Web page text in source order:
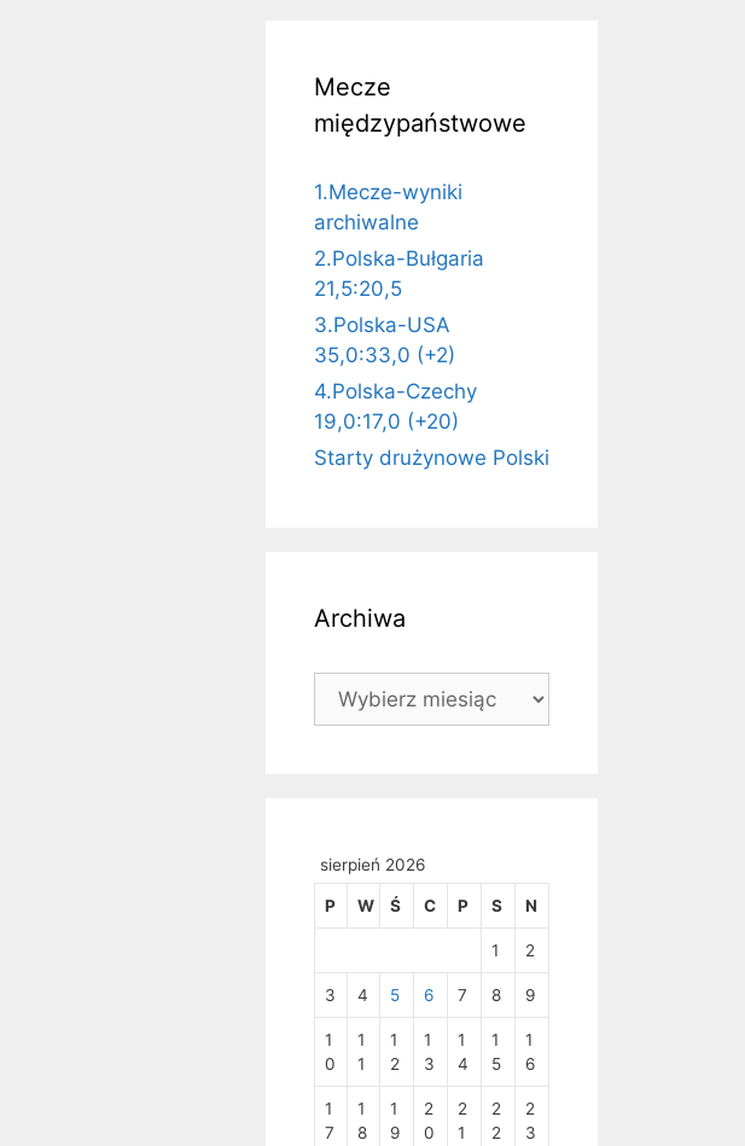
Mecze
międzypaństwowe
1.Mecze-wyniki
archiwalne
2.Polska-Bułgaria
21,5:20,5
3.Polska-USA
35,0:33,0 (+2)
4.Polska-Czechy
19,0:17,0 (+20)
Starty drużynowe Polski
Archiwa
Archiwa
sierpień 2026
P W Ś C P S N
1 2
3 4 5 6 7 8 9
1
0
1
1
1
2
1
3
1
4
1
5
1
6
1
7
1
8
1
9
2
0
2
1
2
2
2
3